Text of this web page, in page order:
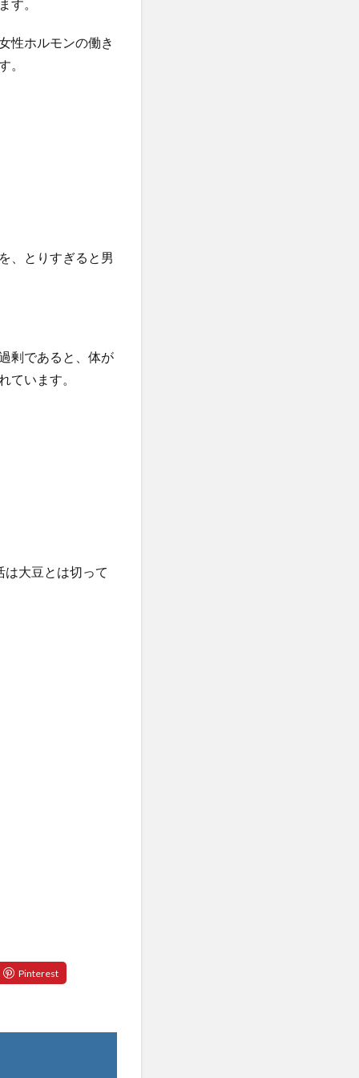
す。
性ホルモンの働き
。
、とりすぎると男
剰であると、体が
ています。
は大豆とは切って